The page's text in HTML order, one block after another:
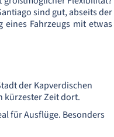
sind gut, abseits der
Fahrzeugs mit etwas
der Kapverdischen
kürzester Zeit dort.
für Ausflüge. Besonders